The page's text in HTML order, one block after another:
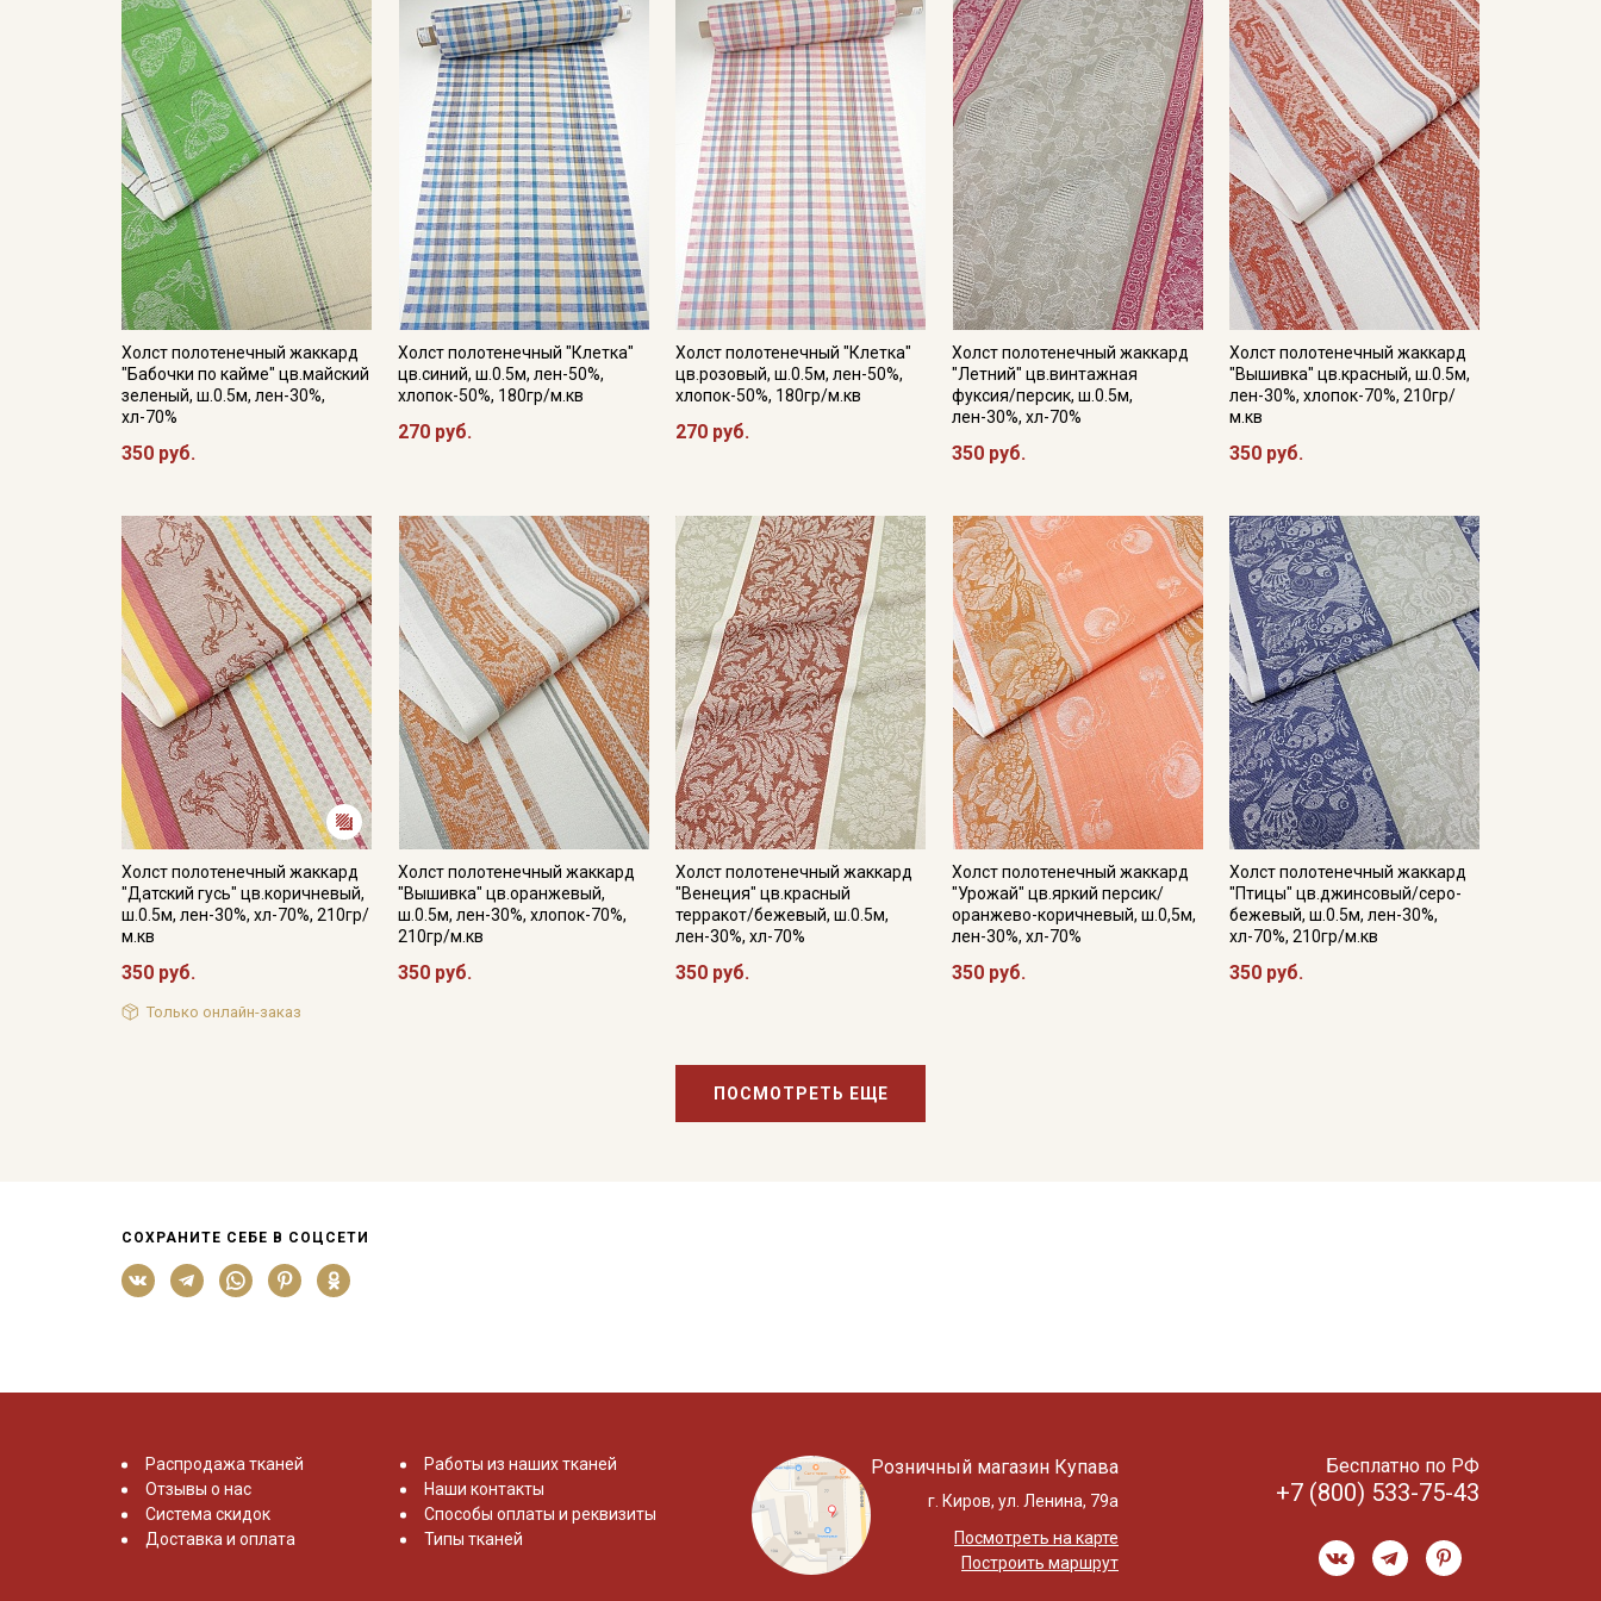
Холст полотенечный жаккард
"Бабочки по кайме" цв.майский
зеленый, ш.0.5м, лен-30%,
хл-70%
350 руб.
Холст полотенечный "Клетка"
цв.синий, ш.0.5м, лен-50%,
хлопок-50%, 180гр/м.кв
270 руб.
Холст полотенечный "Клетка"
цв.розовый, ш.0.5м, лен-50%,
хлопок-50%, 180гр/м.кв
270 руб.
Холст полотенечный жаккард
"Летний" цв.винтажная
фуксия/персик, ш.0.5м,
лен-30%, хл-70%
350 руб.
Холст полотенечный жаккард
"Вышивка" цв.красный, ш.0.5м,
лен-30%, хлопок-70%, 210гр/
м.кв
350 руб.
Холст полотенечный жаккард
"Датский гусь" цв.коричневый,
ш.0.5м, лен-30%, хл-70%, 210гр/
м.кв
350 руб.
Только онлайн-заказ
Холст полотенечный жаккард
"Вышивка" цв.оранжевый,
ш.0.5м, лен-30%, хлопок-70%,
210гр/м.кв
350 руб.
Холст полотенечный жаккард
"Венеция" цв.красный
терракот/бежевый, ш.0.5м,
лен-30%, хл-70%
350 руб.
Холст полотенечный жаккард
"Урожай" цв.яркий персик/
оранжево-коричневый, ш.0,5м,
лен-30%, хл-70%
350 руб.
Холст полотенечный жаккард
"Птицы" цв.джинсовый/серо-
бежевый, ш.0.5м, лен-30%,
хл-70%, 210гр/м.кв
350 руб.
ПОСМОТРЕТЬ ЕЩЕ
СОХРАНИТЕ СЕБЕ В СОЦСЕТИ
Распродажа тканей
Отзывы о нас
Система скидок
Доставка и оплата
Работы из наших тканей
Наши контакты
Способы оплаты и реквизиты
Типы тканей
Розничный магазин Купава
г. Киров, ул. Ленина, 79а
Посмотреть на карте
Построить маршрут
Бесплатно по РФ
+7 (800) 533-75-43
категории тканей
Электронная почта
Подписаться
Ознакомлен(а) сПолитикой обработки персональных
данных
и даюСогласие на обработку персональных
данных
Даю
Согласие на получение рекламных и
информационных рассылок